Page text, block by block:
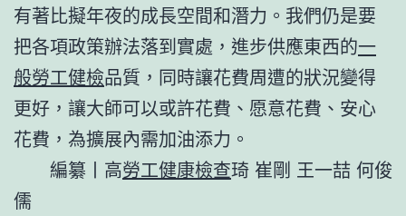
有著比擬年夜的成長空間和潛力。我們仍是要
把各項政策辦法落到實處，進步供應東西的一
般勞工健檢品質，同時讓花費周遭的狀況變得
更好，讓大師可以或許花費、愿意花費、安心
花費，為擴展內需加油添力。
編纂丨高勞工健康檢查琦 崔剛 王一喆 何俊
儒